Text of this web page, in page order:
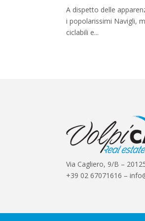
A dispetto delle
i popolarissimi Navigli,
ciclabili e...
Via Cagliero, 9/B –
+39 02 67071616 –